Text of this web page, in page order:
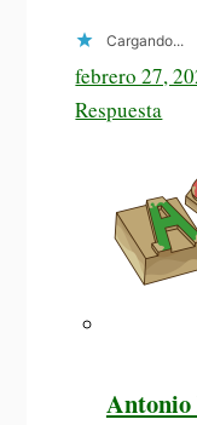
Cargando...
febrero 27,
Respuesta
Antonio